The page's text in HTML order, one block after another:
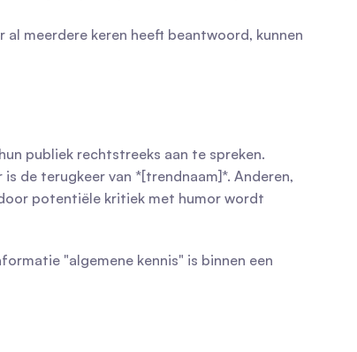
meerdere keren heeft beantwoord, kunnen
publiek rechtstreeks aan te spreken.
de terugkeer van *[trendnaam]*. Anderen,
potentiële kritiek met humor wordt
"algemene kennis" is binnen een